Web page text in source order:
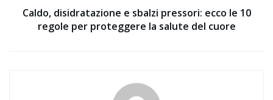
Caldo, disidratazione e sbalzi pressori: ecco le 10
regole per proteggere la salute del cuore